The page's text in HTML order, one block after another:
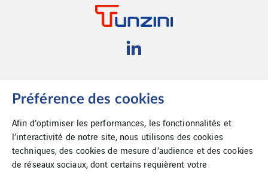
Plan du site
Préférence des cookies
Afin d’optimiser les performances, les fonctionnalités et
l’interactivité de notre site, nous utilisons des cookies
techniques, des cookies de mesure d’audience et des cookies
de réseaux sociaux, dont certains requièrent votre